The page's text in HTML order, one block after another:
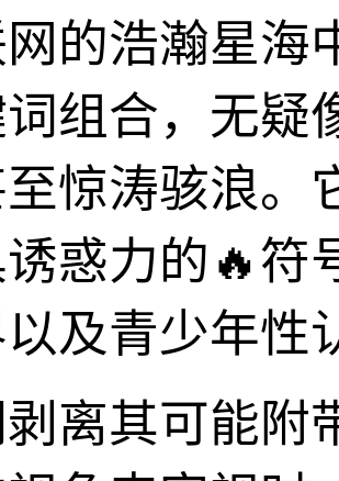
的浩瀚星海
组合，无疑
惊涛骇浪。
惑力的🔥符
及青少年性
离其可能附